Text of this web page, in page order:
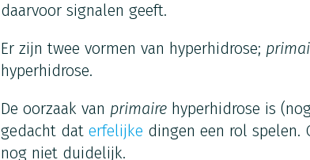
daarvoor signalen geeft.
Er zijn twee vormen van hyperhidrose;
hyperhidrose.
De oorzaak van primairehyperhidrose is
gedacht dat erfelijke dingen een rol spelen.
nog niet duidelijk.